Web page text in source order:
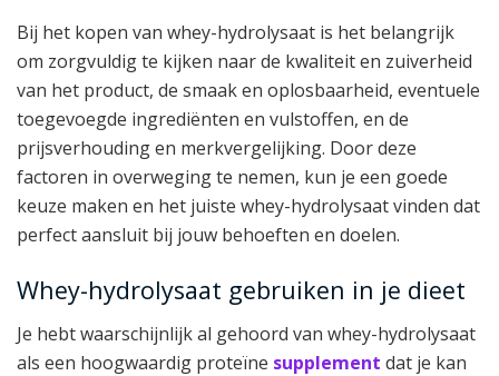
Bij het kopen van whey-hydrolysaat is het belangrijk
om zorgvuldig te kijken naar de kwaliteit en zuiverheid
van het product, de smaak en oplosbaarheid, eventuele
toegevoegde ingrediënten en vulstoffen, en de
prijsverhouding en merkvergelijking. Door deze
factoren in overweging te nemen, kun je een goede
keuze maken en het juiste whey-hydrolysaat vinden dat
perfect aansluit bij jouw behoeften en doelen.
Whey-hydrolysaat gebruiken in je dieet
Je hebt waarschijnlijk al gehoord van whey-hydrolysaat
als een hoogwaardig proteïne supplement dat je kan